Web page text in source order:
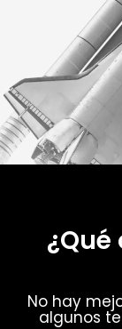
No hay
algunos